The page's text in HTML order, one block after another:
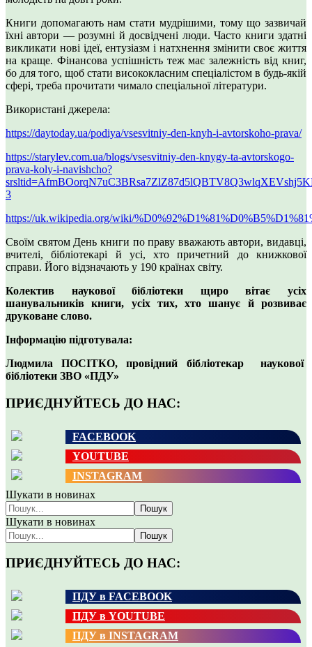
Книги допомагають нам стати мудрішими, тому що зазвичай
їхні автори — розумні й досвідчені люди. Часто книги здатні
викликати нові ідеї, ентузіазм і натхнення змінити своє життя
на краще. Фінансова успішність теж має залежність від книг,
бо для того, щоб стати висококласним спеціалістом в будь-якій
сфері, треба прочитати чимало спеціальної літератури.
Використані джерела:
https://daytoday.ua/podiya/vsesvitniy-den-knyh-i-avtorskoho-prava/
https://starylev.com.ua/blogs/vsesvitniy-den-knygy-ta-avtorskogo-
prava-koly-i-navishcho?
3
https://uk.wikipedia.org/wiki/
Своїм святом День книги по праву вважають автори, видавці,
вчителі, бібліотекарі й усі, хто причетний до книжкової
справи. Його відзначають у 190 країнах світу.
Колектив наукової бібліотеки щиро вітає усіх
шанувальників книги, усіх тих, хто шанує й розвиває
друковане слово.
Інформацію підготувала:
Людмила ПОСІТКО, провідний бібліотекар наукової
бібліотеки ЗВО «ПДУ»
ПРИЄДНУЙТЕСЬ ДО НАС:
FACEBOOK
YOUTUBE
INSTAGRAM
Шукати в новинах
Пошук
Шукати в новинах
Пошук
ПРИЄДНУЙТЕСЬ ДО НАС:
ПДУ в FACEBOOK
ПДУ в YOUTUBE
ПДУ в INSTAGRAM